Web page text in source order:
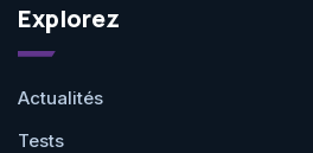
Explorez
Actualités
Tests